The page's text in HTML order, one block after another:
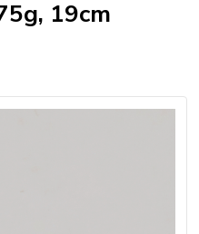
19cm